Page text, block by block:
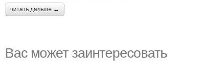
читать дальше →
Вас может заинтересовать